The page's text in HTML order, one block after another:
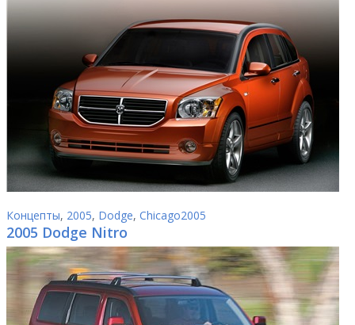
Концепты, 2005, Dodge, Chicago2005
2005 Dodge Nitro